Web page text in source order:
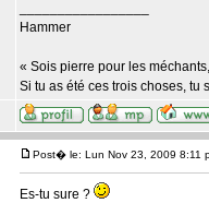
Hammer
« Sois pierre pour les
Si tu as été ces trois choses, tu
Post� le: Lun Nov 23, 2009 8:11
Es-tu sure ?